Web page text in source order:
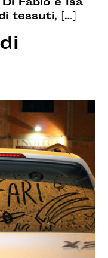
Fabio e Isa
tessuti, […]